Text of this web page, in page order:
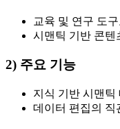
교육 및 연구 도
시맨틱 기반 콘텐
2) 주요 기능
지식 기반 시맨
데이터 편집의 직